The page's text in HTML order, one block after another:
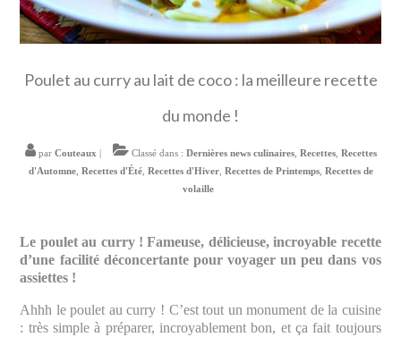
Poulet au curry au lait de coco : la meilleure recette
du monde !
par Couteaux Classé dans : Dernières news culinaires, Recettes, Recettes
d'Automne, Recettes d'Été, Recettes d'Hiver, Recettes de Printemps, Recettes de
volaille
Le poulet au curry ! Fameuse, délicieuse, incroyable recette
d’une facilité déconcertante pour voyager un peu dans vos
assiettes !
Ahhh le poulet au curry ! C’est tout un monument de la cuisine
: très simple à préparer, incroyablement bon, et ça fait toujours